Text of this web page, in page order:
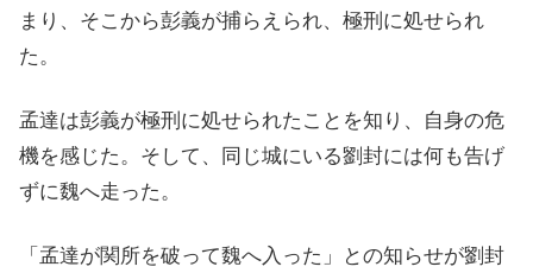
まり、そこから彭義が捕らえられ、極刑に処せられ
た。
孟達は彭義が極刑に処せられたことを知り、自身の危
機を感じた。そして、同じ城にいる劉封には何も告げ
ずに魏へ走った。
「孟達が関所を破って魏へ入った」との知らせが劉封